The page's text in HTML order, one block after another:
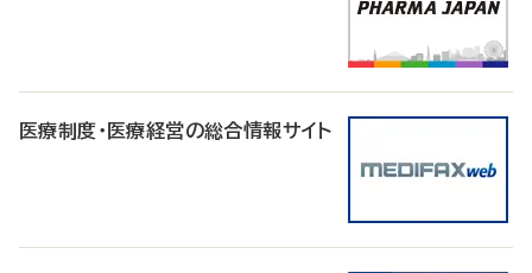
医療制度・医療経営の総合情報サイト